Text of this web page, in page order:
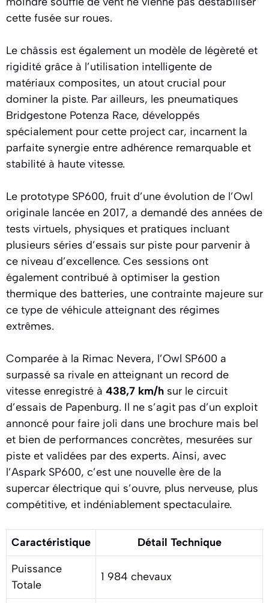
cette fusée sur roues.
Le châssis est également un modèle de légèreté et
rigidité grâce à l’utilisation intelligente de
matériaux composites, un atout crucial pour
dominer la piste. Par ailleurs, les pneumatiques
Bridgestone Potenza Race, développés
spécialement pour cette project car, incarnent la
parfaite synergie entre adhérence remarquable et
stabilité à haute vitesse.
Le prototype SP600, fruit d’une évolution de l’Owl
originale lancée en 2017, a demandé des années de
tests virtuels, physiques et pratiques incluant
plusieurs séries d’essais sur piste pour parvenir à
ce niveau d’excellence. Ces sessions ont
également contribué à optimiser la gestion
thermique des batteries, une contrainte majeure sur
ce type de véhicule atteignant des régimes
extrêmes.
Comparée à la Rimac Nevera, l’Owl SP600 a
surpassé sa rivale en atteignant un record de
vitesse enregistré à 438,7 km/h sur le circuit
d’essais de Papenburg. Il ne s’agit pas d’un exploit
annoncé pour faire joli dans une brochure mais bel
et bien de performances concrètes, mesurées sur
piste et validées par des experts. Ainsi, avec
l’Aspark SP600, c’est une nouvelle ère de la
supercar électrique qui s’ouvre, plus nerveuse, plus
compétitive, et indéniablement spectaculaire.
Caractéristique
Détail Technique
Puissance
Totale
1 984 chevaux